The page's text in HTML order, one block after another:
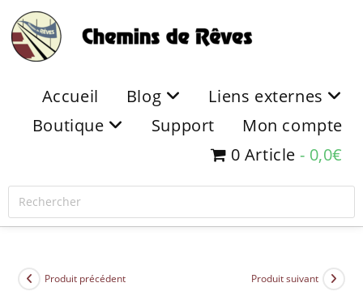
Accueil Blog
Liens externes
Boutique
Support
Mon compte
0 Article
0,0€
Produit précédent Produit suivant